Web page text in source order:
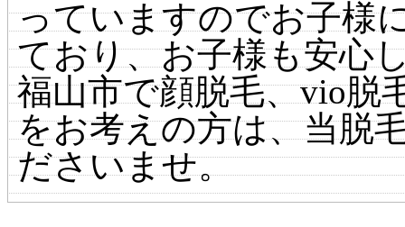
っていますのでお子様
ており、お子様も安心
福山市で顔脱毛、vio脱
をお考えの方は、当脱
ださいませ。